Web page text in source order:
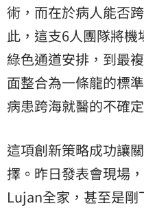
術，而在於病人能否
此，這支6人團隊將
綠色通道安排，到最
面整合為一條龍的標
病患跨海就醫的不確
這項創新策略成功讓
擇。昨日發表會現場
Lujan全家，甚至是